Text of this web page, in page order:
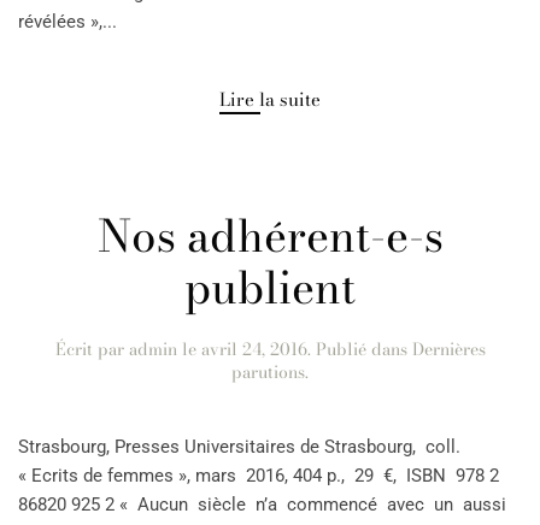
révélées »,...
Lire la suite
Nos adhérent-e-s
publient
Écrit paradmin leavril 24, 2016. Publié dans Dernières
parutions.
Strasbourg, Presses Universitaires de Strasbourg, coll.
« Ecrits de femmes », mars 2016, 404 p., 29 €, ISBN 978 2
86820 925 2 « Aucun siècle n’a commencé avec un aussi